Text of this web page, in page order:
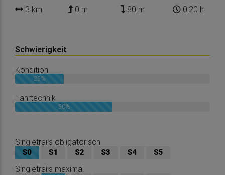
3 km 0 m 80 m 0:20 h
Schwierigkeit
Kondition
25%
Fahrtechnik
50%
Singletrails obligatorisch
Singletrails maximal